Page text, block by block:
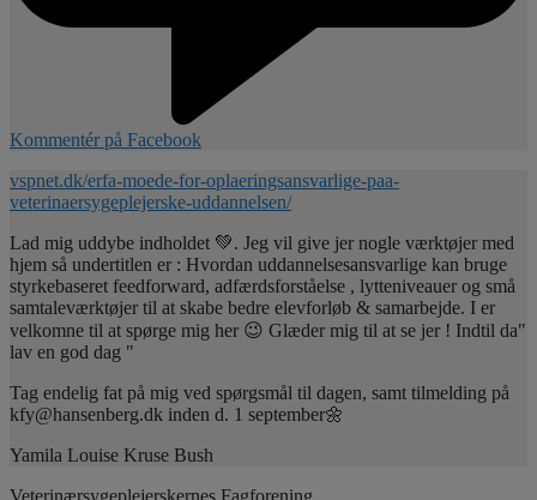
Kommentér på Facebook
vspnet.dk/erfa-moede-for-oplaeringsansvarlige-paa-
veterinaersygeplejerske-uddannelsen/
Lad mig uddybe indholdet 💚. Jeg vil give jer nogle værktøjer med
hjem så undertitlen er : Hvordan uddannelsesansvarlige kan bruge
styrkebaseret feedforward, adfærdsforståelse , lytteniveauer og små
samtaleværktøjer til at skabe bedre elevforløb & samarbejde. I er
velkomne til at spørge mig her 😉 Glæder mig til at se jer ! Indtil da"
lav en god dag "
Tag endelig fat på mig ved spørgsmål til dagen, samt tilmelding på
kfy@hansenberg.dk inden d. 1 september🌼
Yamila Louise Kruse Bush